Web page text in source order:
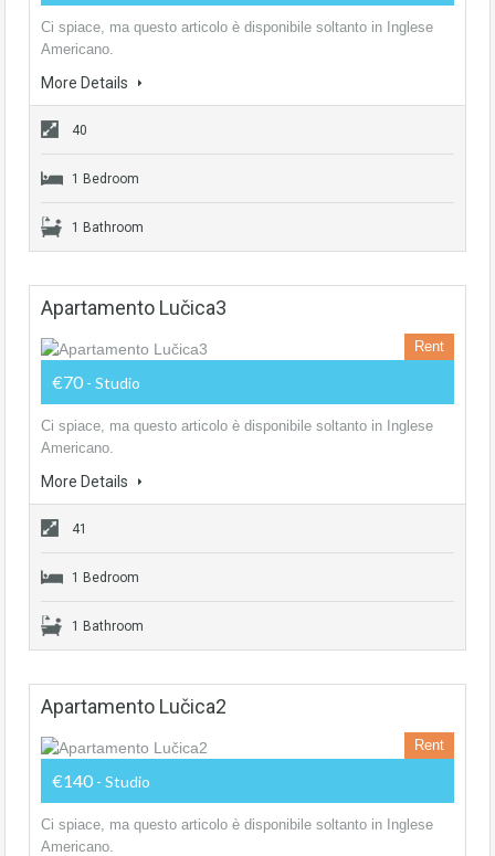
Ci spiace, ma questo articolo è disponibile soltanto in Inglese
Americano.
More Details
40
1 Bedroom
1 Bathroom
Apartamento Lučica3
Rent
€70 - Studio
Ci spiace, ma questo articolo è disponibile soltanto in Inglese
Americano.
More Details
41
1 Bedroom
1 Bathroom
Apartamento Lučica2
Rent
€140 - Studio
Ci spiace, ma questo articolo è disponibile soltanto in Inglese
Americano.